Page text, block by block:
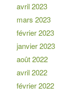
avril 2023
mars 2023
février 2023
janvier 2023
août 2022
avril 2022
février 2022